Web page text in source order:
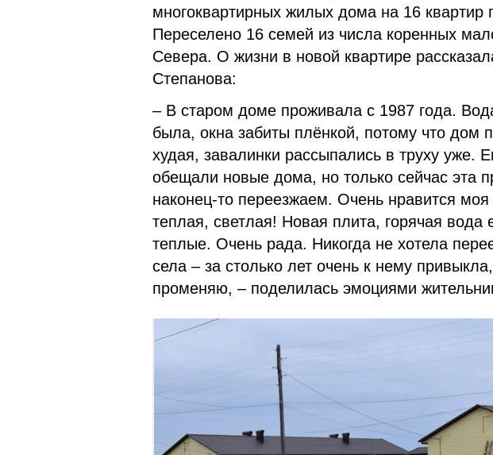
многоквартирных жилых дома на 16
Переселено 16 семей из числа коренных
Севера. О жизни в новой квартире
Степанова:
– В старом доме проживала с 1987 года.
была, окна забиты плёнкой, потому что дом
худая, завалинки рассыпались в труху уже.
обещали новые дома, но только сейчас эта
наконец-то переезжаем. Очень нравится моя
теплая, светлая! Новая плита, горячая вода
теплые. Очень рада. Никогда не хотела
села – за столько лет очень к нему
променяю, – поделилась эмоциями